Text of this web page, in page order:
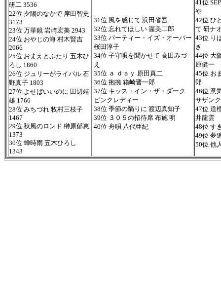
研二 3536
22位 夕陽のなかで 岸田智史
3173
23位 万華鏡 岩崎宏美 2943
24位 おやじの海 村木賢吉
2066
25位 おまえとふたり 五木ひ
ろし 1860
26位 ジュリーがライバル 石
野真子 1803
27位 よせばいいのに 田辺靖
雄 1766
28位 みちづれ 牧村三枝子
1467
29位 秋風のロンド 榊原郁恵
1373
30位 蝉時雨 五木ひろし
1343
31位 風を感じて 浜田省吾
32位 忘れてほしい 渥美二郎
33位 パーティー・イズ・オーバー
桜田淳子
34位 子守唄を聞かせて 高田みづ
え
35位 ａ ｄａｙ 原田真二
36位 抱擁 箱崎晋一郎
37位 キッス・イン・ザ・ダーク
ピンクレディー
38位 季節の翳りに 渡辺真知子
39位 ３０５の招待席 布施 明
40位 舟唄 八代亜紀
41位
や
42位 ひ
て 研ナ
43位 り
き
44位 大
原健一
45位 お
郎
46位 意
サザン
47位 道
井龍雲
48位 す
49位 夢
50位 他